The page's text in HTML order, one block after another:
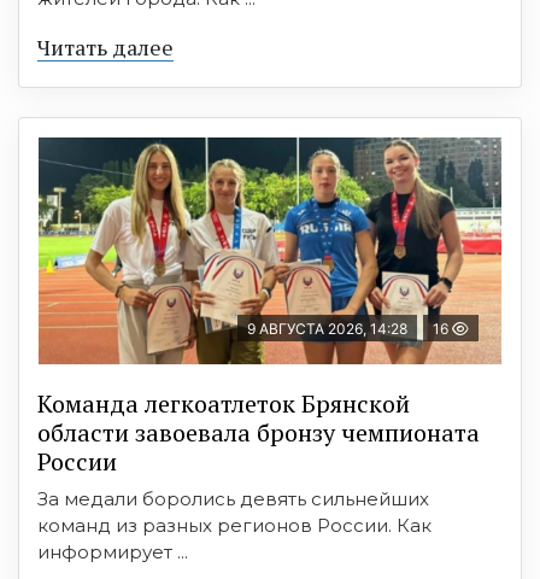
Читать далее
9 АВГУСТА 2026, 14:28 16
Команда легкоатлеток Брянской
области завоевала бронзу чемпионата
России
За медали боролись девять сильнейших
команд из разных регионов России. Как
информирует ...